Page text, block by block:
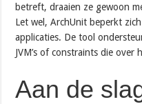
betreft, draaien ze gewoon
Let wel, ArchUnit beperkt
applicaties. De tool
JVM’s of constraints die
Aan de